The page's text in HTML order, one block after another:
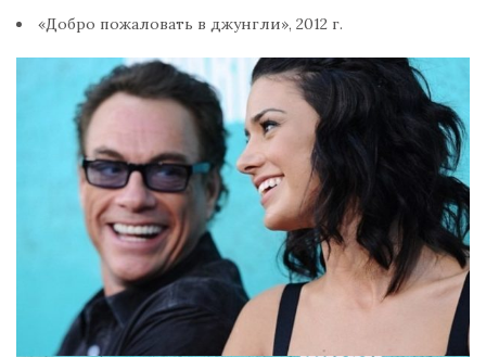
«Добро пожаловать в джунгли», 2012 г.